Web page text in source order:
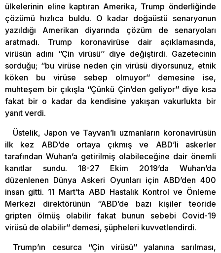
ülkelerinin eline kaptıran Amerika, Trump önderliğinde
çözümü hızlıca buldu. O kadar doğaüstü senaryonun
yazıldığı Amerikan diyarında çözüm de senaryoları
aratmadı. Trump koronavirüse dair açıklamasında,
virüsün adını ‘’Çin virüsü’’ diye değiştirdi. Gazetecinin
sorduğu; ‘’bu virüse neden çin virüsü diyorsunuz, etnik
köken bu virüse sebep olmuyor’’ demesine ise,
muhteşem bir çıkışla ‘’Çünkü Çin’den geliyor’’ diye kısa
fakat bir o kadar da kendisine yakışan vakurlukta bir
yanıt verdi.
Üstelik, Japon ve Tayvan’lı uzmanların koronavirüsün
ilk kez ABD’de ortaya çıkmış ve ABD’li askerler
tarafından Wuhan’a getirilmiş olabileceğine dair önemli
kanıtlar sundu. 18-27 Ekim 2019’da Wuhan’da
düzenlenen Dünya Askeri Oyunları için ABD’den 400
insan gitti. 11 Mart’ta ABD Hastalık Kontrol ve Önleme
Merkezi direktörünün ‘’ABD’de bazı kişiler teoride
gripten ölmüş olabilir fakat bunun sebebi Covid-19
virüsü de olabilir’’ demesi, şüpheleri kuvvetlendirdi.
Trump’ın cesurca ‘’Çin virüsü’’ yalanına sarılması,